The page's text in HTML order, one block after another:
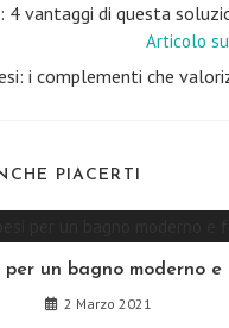
4 vantaggi di questa
Articolo
i complementi che
PIACERTI
per un bagno moderno
2 Marzo 2021